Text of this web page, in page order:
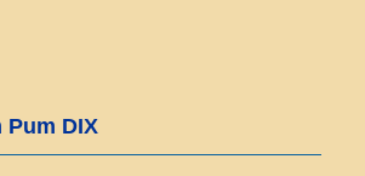
Pum DIX